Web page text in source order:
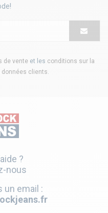
de vente et les conditions sur la
clients
?
nous
un email :